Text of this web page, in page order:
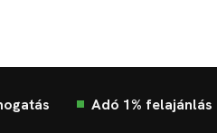
Adó 1% felajánlás